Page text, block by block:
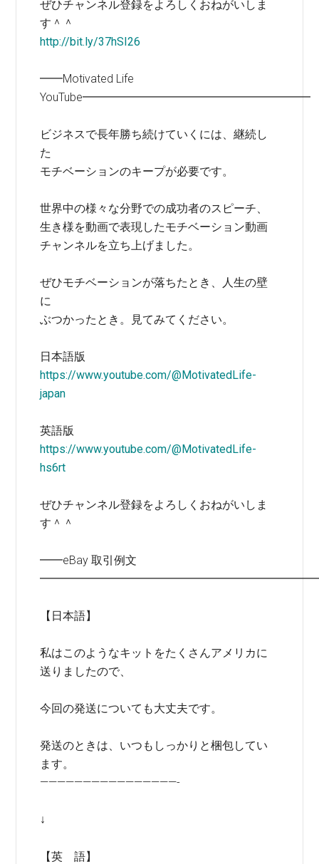
ぜひチャンネル登録をよろしくおねがいしま
す＾＾
http://bit.ly/37hSI26
━━Motivated Life
YouTube━━━━━━━━━━━━━━━━━━━━
ビジネスで長年勝ち続けていくには、継続し
た
モチベーションのキープが必要です。
世界中の様々な分野での成功者のスピーチ、
生き様を動画で表現したモチベーション動画
チャンネルを立ち上げました。
ぜひモチベーションが落ちたとき、人生の壁
に
ぶつかったとき。見てみてください。
日本語版
https://www.youtube.com/@MotivatedLife-
japan
英語版
https://www.youtube.com/@MotivatedLife-
hs6rt
ぜひチャンネル登録をよろしくおねがいしま
す＾＾
━━eBay 取引例文
【日本語】
私はこのようなキットをたくさんアメリカに
送りましたので、
今回の発送についても大丈夫です。
発送のときは、いつもしっかりと梱包してい
ます。
————————————————-
↓
【英 語】